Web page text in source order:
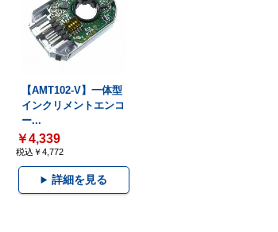
【AMT102-V】一体型
インクリメントエンコ
ー...
￥4,339
税込￥4,772
詳細を見る